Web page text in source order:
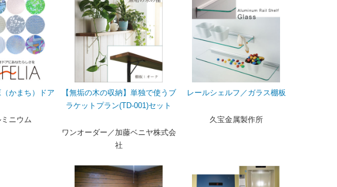
かまち）ドア
ニウム
【無垢の木の収納】単独で使うブ
ラケットプラン(TD-001)セット
ワンオーダー／加藤ベニヤ株式会
社
レールシェルフ／ガラス棚板
久宝金属製作所